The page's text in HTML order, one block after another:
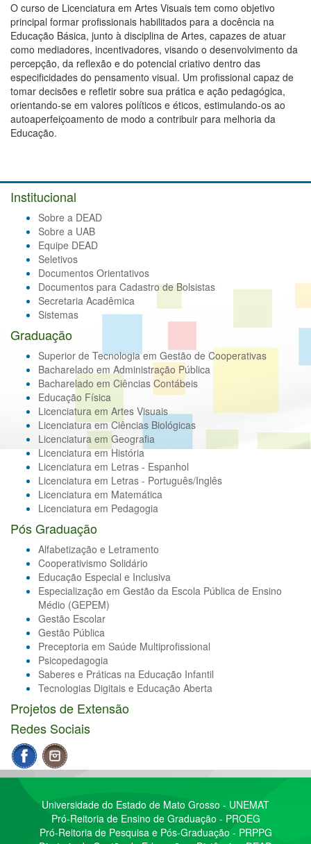
O curso de Licenciatura em Artes Visuais tem como objetivo
principal formar profissionais habilitados para a docência na
Educação Básica, junto à disciplina de Artes, capazes de atuar
como mediadores, incentivadores, visando o desenvolvimento da
percepção, da reflexão e do potencial criativo dentro das
especificidades do pensamento visual. Um profissional capaz de
tomar decisões e refletir sobre sua prática e ação pedagógica,
orientando-se em valores políticos e éticos, estimulando-os ao
autoaperfeiçoamento de modo a contribuir para melhoria da
Educação.
Institucional
Sobre a DEAD
Sobre a UAB
Equipe DEAD
Seletivos
Documentos Orientativos
Documentos para Cadastro de Bolsistas
Secretaria Acadêmica
Sistemas
Graduação
Superior de Tecnologia em Gestão de Cooperativas
Bacharelado em Administração Pública
Bacharelado em Ciências Contábeis
Educação Física
Licenciatura em Artes Visuais
Licenciatura em Ciências Biológicas
Licenciatura em Geografia
Licenciatura em História
Licenciatura em Letras - Espanhol
Licenciatura em Letras - Português/Inglês
Licenciatura em Matemática
Licenciatura em Pedagogia
Pós Graduação
Alfabetização e Letramento
Cooperativismo Solidário
Educação Especial e Inclusiva
Especialização em Gestão da Escola Pública de Ensino
Médio (GEPEM)
Gestão Escolar
Gestão Pública
Preceptoria em Saúde Multiprofissional
Psicopedagogia
Saberes e Práticas na Educação Infantil
Tecnologias Digitais e Educação Aberta
Projetos de Extensão
Redes Sociais
Universidade do Estado de Mato Grosso - UNEMAT
Pró-Reitoria de Ensino de Graduação - PROEG
Pró-Reitoria de Pesquisa e Pós-Graduação - PRPPG